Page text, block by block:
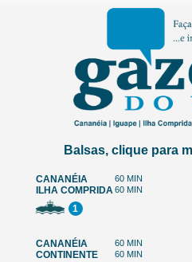
Balsas, clique para
CANANÉIA 60 MIN
ILHA COMPRIDA60 MIN
1
CANANÉIA 60 MIN
CONTINENTE 60 MIN